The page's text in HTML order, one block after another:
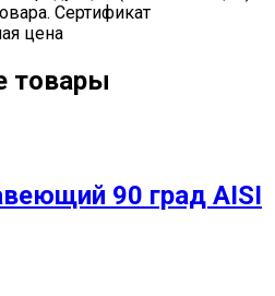
Сертификат
цена
товары
90 град AISI